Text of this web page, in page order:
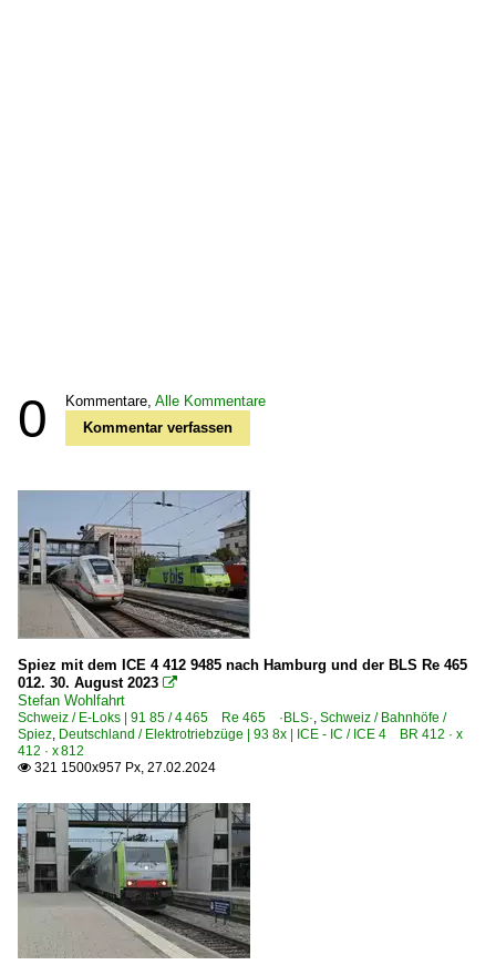
0 Kommentare, Alle Kommentare
Kommentar verfassen
Spiez mit dem ICE 4 412 9485 nach Hamburg und der BLS Re 465
012. 30. August 2023 
Stefan Wohlfahrt
Schweiz / E-Loks | 91 85 / 4 465 Re 465 ·BLS·, Schweiz / Bahnhöfe /
Spiez, Deutschland / Elektrotriebzüge | 93 8x | ICE - IC / ICE 4 BR 412 · x
412 · x 812
 321 1500x957 Px, 27.02.2024